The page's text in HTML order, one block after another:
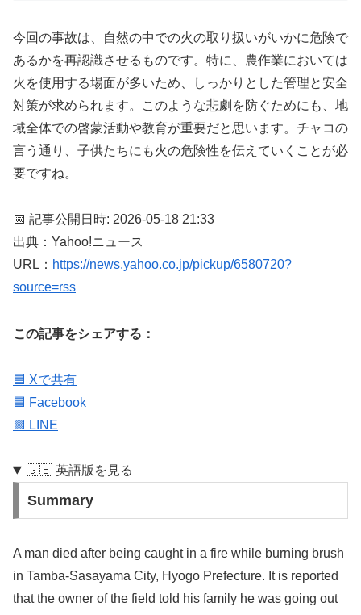
今回の事故は、自然の中での火の取り扱いがいかに危険で
あるかを再認識させるものです。特に、農作業においては
火を使用する場面が多いため、しっかりとした管理と安全
対策が求められます。このような悲劇を防ぐためにも、地
域全体での啓蒙活動や教育が重要だと思います。チャコの
言う通り、子供たちにも火の危険性を伝えていくことが必
要ですね。
📅 記事公開日時: 2026-05-18 21:33
出典：Yahoo!ニュース
URL： https://news.yahoo.co.jp/pickup/6580720?
source=rss
この記事をシェアする：
🟦 Xで共有
🟦 Facebook
🟩 LINE
🇬🇧 英語版を見る
Summary
A man died after being caught in a fire while burning brush
in Tamba-Sasayama City, Hyogo Prefecture. It is reported
that the owner of the field told his family he was going out